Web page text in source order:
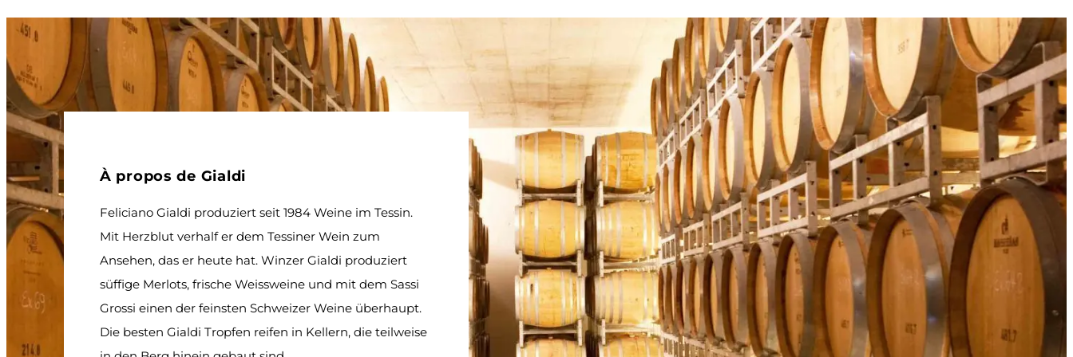
À propos de Gialdi
Feliciano Gialdi produziert seit 1984 Weine im Tessin.
Mit Herzblut verhalf er dem Tessiner Wein zum
Ansehen, das er heute hat. Winzer Gialdi produziert
süffige Merlots, frische Weissweine und mit dem Sassi
Grossi einen der feinsten Schweizer Weine überhaupt.
Die besten Gialdi Tropfen reifen in Kellern, die teilweise